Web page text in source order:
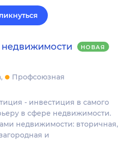
НОВАЯ
Профсоюзная
- инвестиция в самого
в сфере недвижимости.
недвижимости: вторичная,
и